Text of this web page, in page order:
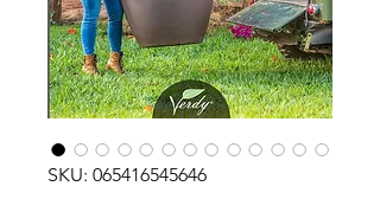
SKU: 065416545646